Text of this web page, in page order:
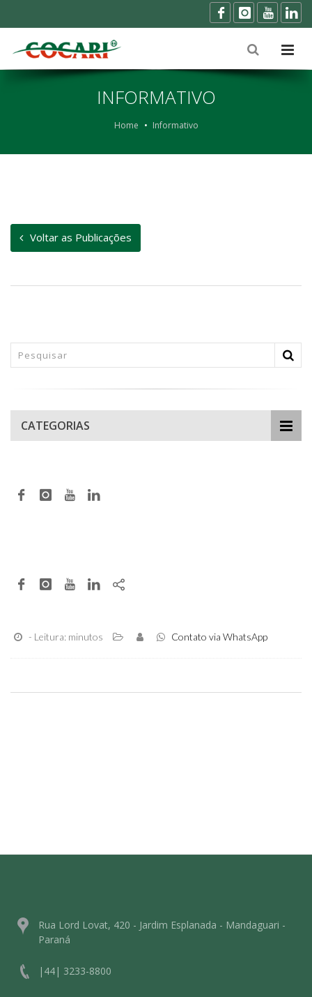
INFORMATIVO
Home Informativo
Voltar as Publicações
CATEGORIAS
- Leitura: minutos Contato via WhatsApp
Rua Lord Lovat, 420 - Jardim Esplanada - Mandaguari -
Paraná
|44| 3233-8800